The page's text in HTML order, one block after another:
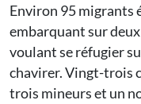
Environ 95 migrants
embarquant sur deux
voulant se réfugier
chavirer. Vingt-trois
trois mineurs et un